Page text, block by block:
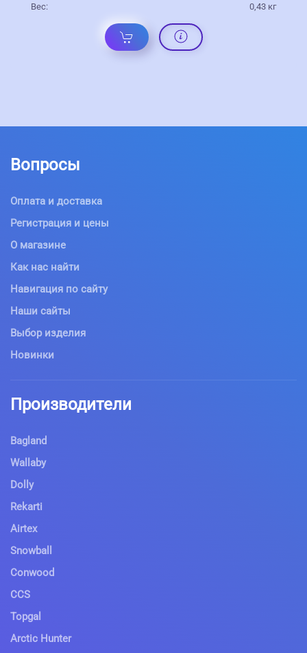
Вес: 0,43 кг
Вопросы
Оплата и доставка
Регистрация и цены
О магазине
Как нас найти
Навигация по сайту
Наши сайты
Выбор изделия
Новинки
Производители
Bagland
Wallaby
Dolly
Rekarti
Airtex
Snowball
Conwood
CCS
Topgal
Arctic Hunter